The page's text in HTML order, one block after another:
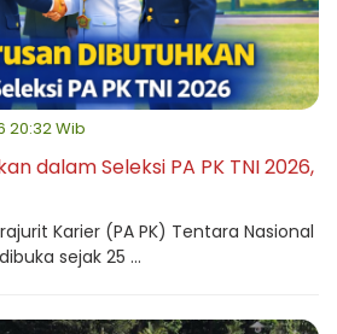
20:32 Wib
dalam Seleksi PA PK TNI 2026,
Karier (PA PK) Tentara Nasional
sejak 25 ...